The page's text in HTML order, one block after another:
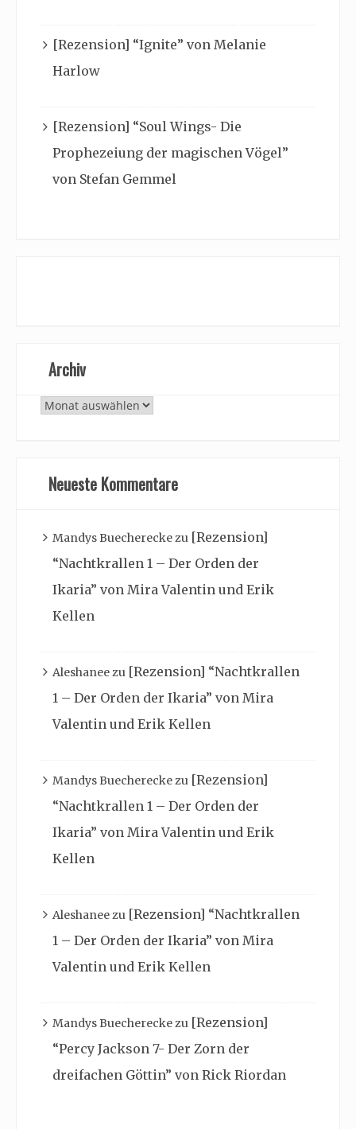
[Rezension] “Ignite” von Melanie
Harlow
[Rezension] “Soul Wings- Die
Prophezeiung der magischen Vögel”
von Stefan Gemmel
Archiv
Archiv
Neueste Kommentare
Mandys Buechereckezu [Rezension]
“Nachtkrallen 1 – Der Orden der
Ikaria” von Mira Valentin und Erik
Kellen
Aleshaneezu [Rezension] “Nachtkrallen
1 – Der Orden der Ikaria” von Mira
Valentin und Erik Kellen
Mandys Buechereckezu [Rezension]
“Nachtkrallen 1 – Der Orden der
Ikaria” von Mira Valentin und Erik
Kellen
Aleshaneezu [Rezension] “Nachtkrallen
1 – Der Orden der Ikaria” von Mira
Valentin und Erik Kellen
Mandys Buechereckezu [Rezension]
“Percy Jackson 7- Der Zorn der
dreifachen Göttin” von Rick Riordan